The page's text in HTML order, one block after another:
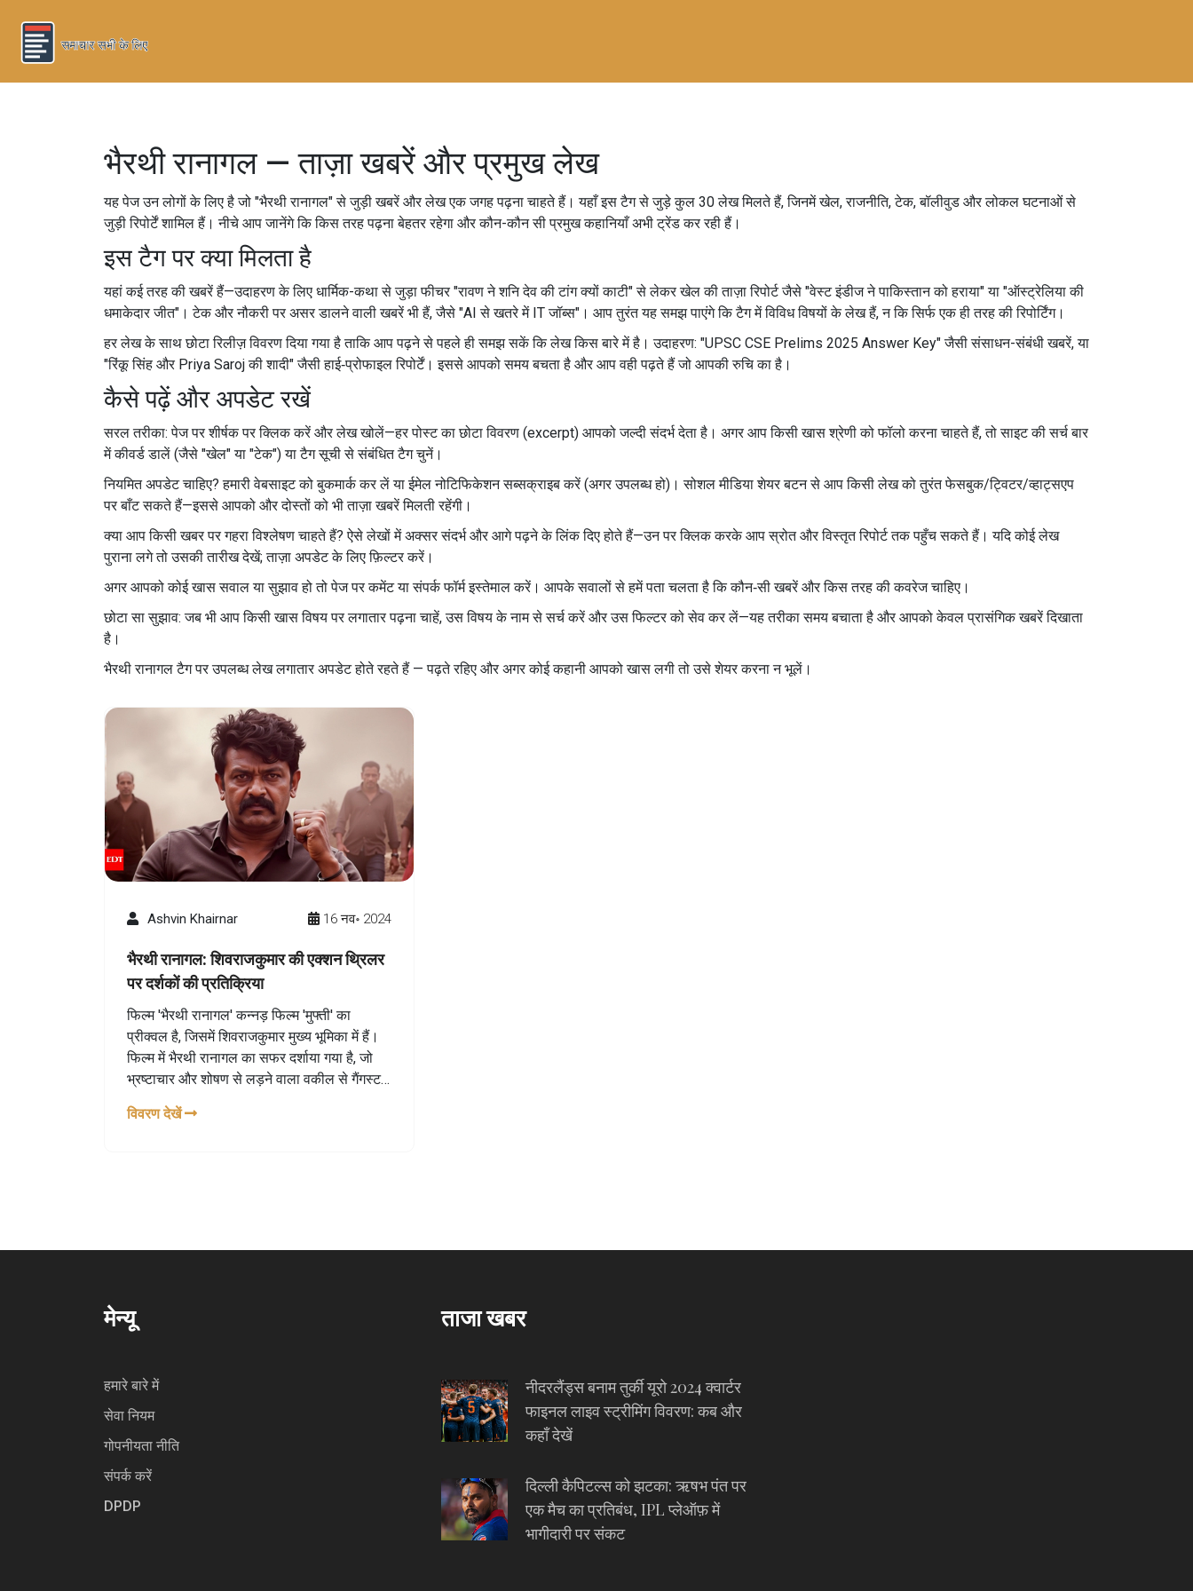
भैरथी रानागल — ताज़ा खबरें और प्रमुख लेख
यह पेज उन लोगों के लिए है जो "भैरथी रानागल" से जुड़ी खबरें और लेख एक जगह पढ़ना चाहते हैं। यहाँ इस टैग से जुड़े कुल 30 लेख मिलते हैं, जिनमें खेल, राजनीति, टेक, बॉलीवुड और लोकल घटनाओं से
जुड़ी रिपोर्टें शामिल हैं। नीचे आप जानेंगे कि किस तरह पढ़ना बेहतर रहेगा और कौन-कौन सी प्रमुख कहानियाँ अभी ट्रेंड कर रही हैं।
इस टैग पर क्या मिलता है
यहां कई तरह की खबरें हैं—उदाहरण के लिए धार्मिक-कथा से जुड़ा फीचर "रावण ने शनि देव की टांग क्यों काटी" से लेकर खेल की ताज़ा रिपोर्ट जैसे "वेस्ट इंडीज ने पाकिस्तान को हराया" या "ऑस्ट्रेलिया की
धमाकेदार जीत"। टेक और नौकरी पर असर डालने वाली खबरें भी हैं, जैसे "AI से खतरे में IT जॉब्स"। आप तुरंत यह समझ पाएंगे कि टैग में विविध विषयों के लेख हैं, न कि सिर्फ एक ही तरह की रिपोर्टिंग।
हर लेख के साथ छोटा रिलीज़ विवरण दिया गया है ताकि आप पढ़ने से पहले ही समझ सकें कि लेख किस बारे में है। उदाहरण: "UPSC CSE Prelims 2025 Answer Key" जैसी संसाधन-संबंधी खबरें, या
"रिंकू सिंह और Priya Saroj की शादी" जैसी हाई‑प्रोफाइल रिपोर्टें। इससे आपको समय बचता है और आप वही पढ़ते हैं जो आपकी रुचि का है।
कैसे पढ़ें और अपडेट रखें
सरल तरीका: पेज पर शीर्षक पर क्लिक करें और लेख खोलें—हर पोस्ट का छोटा विवरण (excerpt) आपको जल्दी संदर्भ देता है। अगर आप किसी खास श्रेणी को फॉलो करना चाहते हैं, तो साइट की सर्च बार
में कीवर्ड डालें (जैसे "खेल" या "टेक") या टैग सूची से संबंधित टैग चुनें।
नियमित अपडेट चाहिए? हमारी वेबसाइट को बुकमार्क कर लें या ईमेल नोटिफिकेशन सब्सक्राइब करें (अगर उपलब्ध हो)। सोशल मीडिया शेयर बटन से आप किसी लेख को तुरंत फेसबुक/ट्विटर/व्हाट्सएप
पर बाँट सकते हैं—इससे आपको और दोस्तों को भी ताज़ा खबरें मिलती रहेंगी।
क्या आप किसी खबर पर गहरा विश्लेषण चाहते हैं? ऐसे लेखों में अक्सर संदर्भ और आगे पढ़ने के लिंक दिए होते हैं—उन पर क्लिक करके आप स्रोत और विस्तृत रिपोर्ट तक पहुँच सकते हैं। यदि कोई लेख
पुराना लगे तो उसकी तारीख देखें; ताज़ा अपडेट के लिए फ़िल्टर करें।
अगर आपको कोई खास सवाल या सुझाव हो तो पेज पर कमेंट या संपर्क फॉर्म इस्तेमाल करें। आपके सवालों से हमें पता चलता है कि कौन‑सी खबरें और किस तरह की कवरेज चाहिए।
छोटा सा सुझाव: जब भी आप किसी खास विषय पर लगातार पढ़ना चाहें, उस विषय के नाम से सर्च करें और उस फिल्टर को सेव कर लें—यह तरीका समय बचाता है और आपको केवल प्रासंगिक खबरें दिखाता
है।
भैरथी रानागल टैग पर उपलब्ध लेख लगातार अपडेट होते रहते हैं — पढ़ते रहिए और अगर कोई कहानी आपको खास लगी तो उसे शेयर करना न भूलें।
Ashvin Khairnar 16 नव॰ 2024
भैरथी रानागल: शिवराजकुमार की एक्शन थ्रिलर
पर दर्शकों की प्रतिक्रिया
फिल्म 'भैरथी रानागल' कन्नड़ फिल्म 'मुफ्ती' का
प्रीक्वल है, जिसमें शिवराजकुमार मुख्य भूमिका में हैं।
फिल्म में भैरथी रानागल का सफर दर्शाया गया है, जो
भ्रष्टाचार और शोषण से लड़ने वाला वकील से गैंगस्टर
के लिए फिल्म की सराहना कर रहे हैं, जो न केवल कथा
विवरण देखें
मेन्यू
हमारे बारे में
सेवा नियम
गोपनीयता नीति
संपर्क करें
DPDP
ताजा खबर
नीदरलैंड्स बनाम तुर्की यूरो 2024 क्वार्टर
फाइनल लाइव स्ट्रीमिंग विवरण: कब और
कहाँ देखें
दिल्ली कैपिटल्स को झटका: ऋषभ पंत पर
एक मैच का प्रतिबंध, IPL प्लेऑफ़ में
भागीदारी पर संकट